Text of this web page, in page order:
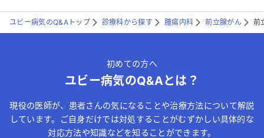
ユビー病気のQ&Aトップ 診療科から探す 腫瘍内科 前立腺がん 前
初めての方へ
ユビー病気のQ&Aとは？
現役の医師が、患者さんの気になることや治療方法について解説
しています。ご自身だけでは対処することがむずかしい具体的な
対応方法や知識などを知ることができます。